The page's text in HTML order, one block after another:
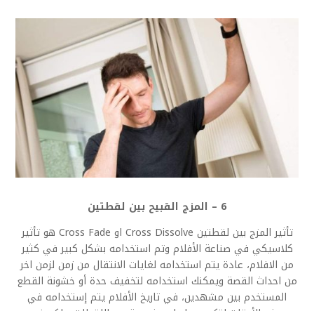
6 – المزج القبيح بين لقطتين
تأثير المزج بين لقطتين Cross Dissolve او Cross Fade هو تأثير
كلاسيكي في صناعة الأفلام وتم استخدامه بشكل كبير في كثير
من الافلام، عادة يتم استخدامه لغايات الانتقال من زمن لزمن اخر
من احداث القصة ويمكنك استخدامه لتخفيف حدة أو خشونة القطع
المستخدم بين مشهدين، في تاريخ الأفلام يتم إستخدامه في